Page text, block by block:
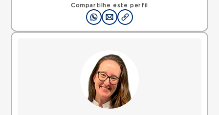
Compartilhe este perfil
09030560 •Mapa